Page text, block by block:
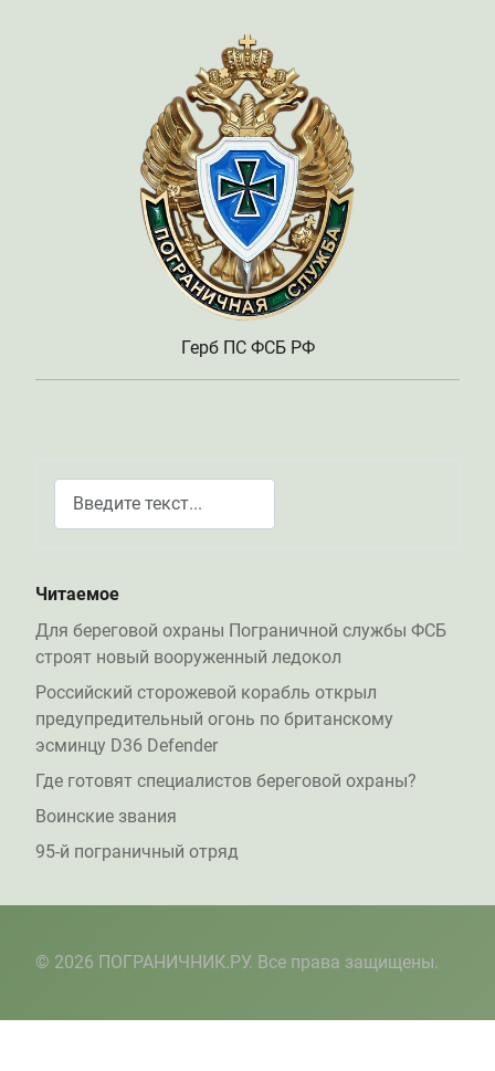
Читаемое
Для береговой охраны Пограничной службы ФСБ
строят новый вооруженный ледокол
Российский сторожевой корабль открыл
предупредительный огонь по британскому
эсминцу D36 Defender
Где готовят специалистов береговой охраны?
Воинские звания
95-й пограничный отряд
Герб ПС ФСБ РФ
© 2026 ПОГРАНИЧНИК.РУ. Все права защищены.